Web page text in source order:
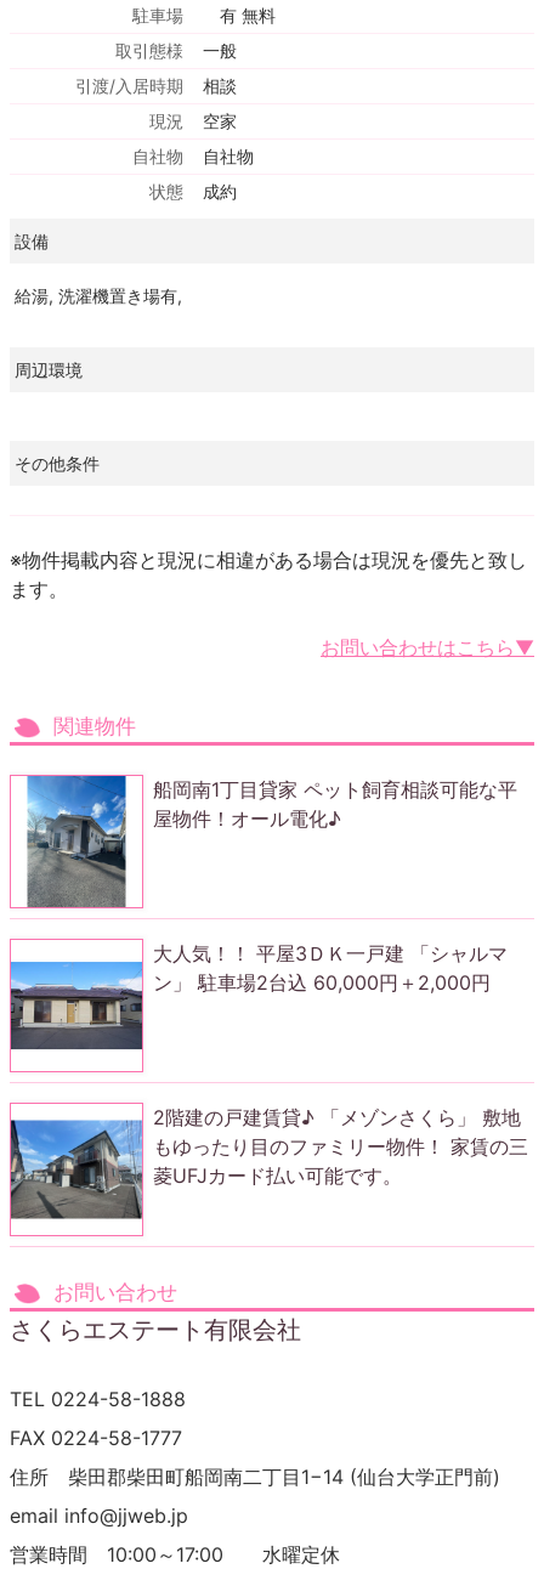
駐車場
有 無料
取引態様
一般
引渡/入居時期
相談
現況
空家
自社物
自社物
状態
成約
設備
給湯, 洗濯機置き場有,
周辺環境
その他条件
※物件掲載内容と現況に相違がある場合は現況を優先と致し
ます。
お問い合わせはこちら▼
関連物件
船岡南1丁目貸家 ペット飼育相談可能な平
屋物件！オール電化♪
大人気！！ 平屋3ＤＫ一戸建 「シャルマ
ン」 駐車場2台込 60,000円＋2,000円
2階建の戸建賃貸♪ 「メゾンさくら」 敷地
もゆったり目のファミリー物件！ 家賃の三
菱UFJカード払い可能です。
お問い合わせ
さくらエステート有限会社
TEL 0224-58-1888
FAX 0224-58-1777
住所 柴田郡柴田町船岡南二丁目1−14 (仙台大学正門前)
email info@jjweb.jp
営業時間 10:00～17:00 水曜定休